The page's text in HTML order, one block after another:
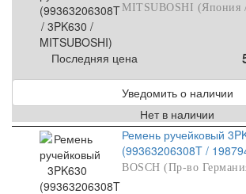
MITSUBOSHI (Япония
Последняя цена
Уведомить о наличии
Нет в наличии
Ремень ручейковый
(99363206308T /
BOSCH (Пр-во